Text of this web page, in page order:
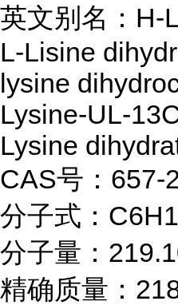
英文别名：H-
L-Lisine
lysine
Lysine-UL-
Lysine
CAS号：657-
分子式：
分子量：
精确质量：